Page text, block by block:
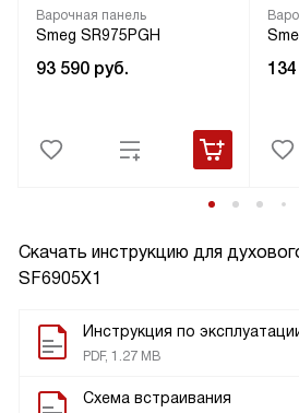
Скачать инструкцию для
SF6905X1
Инструкция по
PDF, 1.27 MB
Схема встраивания
Варочная панель
Smeg SR975PGH
93 590 руб.